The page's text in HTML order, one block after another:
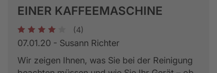
EINER KAFFEEMASCHINE
1 2 3 4 (4)
07.01.20 - Susann Richter
Wir zeigen Ihnen, was Sie bei der Reinigung